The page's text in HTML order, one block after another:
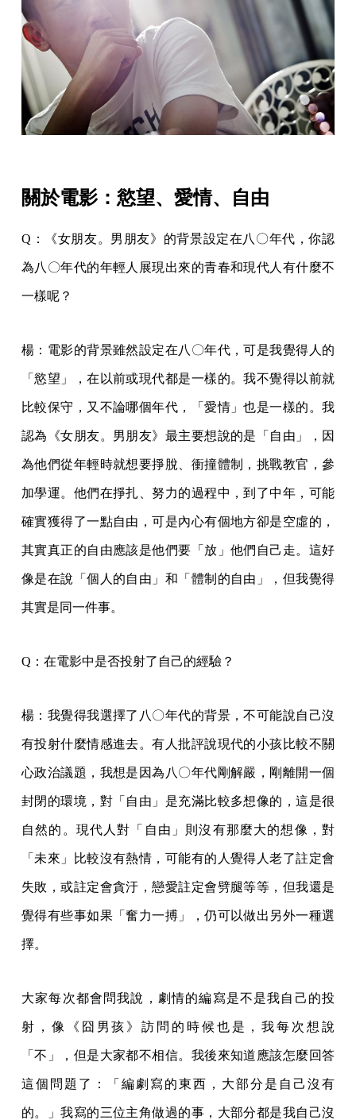
關於電影：慾望、愛情、自由
Q：《女朋友。男朋友》的背景設定在八〇年代，你認
為八〇年代的年輕人展現出來的青春和現代人有什麼不
一樣呢？
楊：電影的背景雖然設定在八〇年代，可是我覺得人的
「慾望」，在以前或現代都是一樣的。我不覺得以前就
比較保守，又不論哪個年代，「愛情」也是一樣的。我
認為《女朋友。男朋友》最主要想說的是「自由」，因
為他們從年輕時就想要掙脫、衝撞體制，挑戰教官，參
加學運。他們在掙扎、努力的過程中，到了中年，可能
確實獲得了一點自由，可是內心有個地方卻是空虛的，
其實真正的自由應該是他們要「放」他們自己走。這好
像是在說「個人的自由」和「體制的自由」，但我覺得
其實是同一件事。
Q：在電影中是否投射了自己的經驗？
楊：我覺得我選擇了八〇年代的背景，不可能說自己沒
有投射什麼情感進去。有人批評說現代的小孩比較不關
心政治議題，我想是因為八〇年代剛解嚴，剛離開一個
封閉的環境，對「自由」是充滿比較多想像的，這是很
自然的。現代人對「自由」則沒有那麼大的想像，對
「未來」比較沒有熱情，可能有的人覺得人老了註定會
失敗，或註定會貪汙，戀愛註定會劈腿等等，但我還是
覺得有些事如果「奮力一搏」，仍可以做出另外一種選
擇。
大家每次都會問我說，劇情的編寫是不是我自己的投
射，像《囧男孩》訪問的時候也是，我每次想說
「不」，但是大家都不相信。我後來知道應該怎麼回答
這個問題了：「編劇寫的東西，大部分是自己沒有
的。」我寫的三位主角做過的事，大部分都是我自己沒